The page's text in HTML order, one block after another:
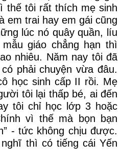
thế tôi rất thích mẹ sinh
em trai hay em gái cũng
lúc nó quây quần, líu
giáo chẳng hạn thì
nhiêu. Năm nay tôi đã
phải chuyện vừa đâu.
học sinh cấp II rồi. Mẹ
tôi lại thấp bé, ai đến
tôi chỉ học lớp 3 hoặc
vì thế mà bọn bạn
- tức không chịu được.
thì có tiếng cái Yến